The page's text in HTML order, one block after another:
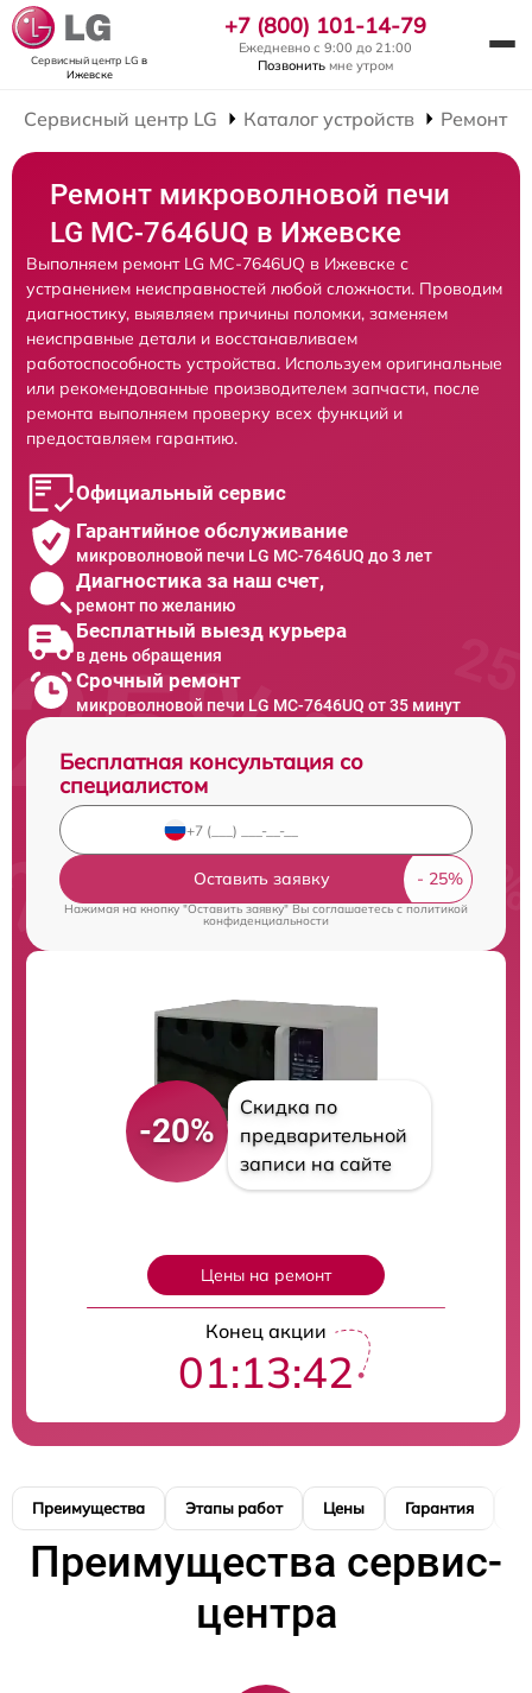
Сервисный центр LG в
Ижевске
+7 (800) 101-14-79
Ежедневно с 9:00 до 21:00
Позвонить мне утром
Сервисный центр LG Каталог устройств Ремонт
Ремонт микроволновой печи
LG MC-7646UQ в Ижевске
Выполняем ремонт LG MC-7646UQ в Ижевске с
устранением неисправностей любой сложности. Проводим
диагностику, выявляем причины поломки, заменяем
неисправные детали и восстанавливаем
работоспособность устройства. Используем оригинальные
или рекомендованные производителем запчасти, после
ремонта выполняем проверку всех функций и
предоставляем гарантию.
Официальный сервис
Гарантийное обслуживание
микроволновой печи LG MC-7646UQ до 3 лет
Диагностика за наш счет,
ремонт по желанию
Бесплатный выезд курьера
в день обращения
Срочный ремонт
микроволновой печи LG MC-7646UQ от 35 минут
Бесплатная консультация со
специалистом
Оставить заявку
Нажимая на кнопку "Оставить заявку" Вы соглашаетесь cполитикой
конфиденциальности
-20%
Скидка по
предварительной
записи на сайте
Цены на ремонт
Конец акции
01:13:40
Преимущества Этапы работ Цены Гарантия
Преимущества сервис-
центра